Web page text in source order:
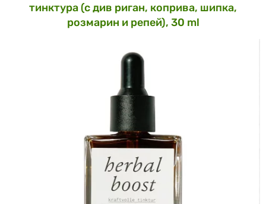
тинктура (с див риган, коприва, шипка,
розмарин и репей), 30 ml